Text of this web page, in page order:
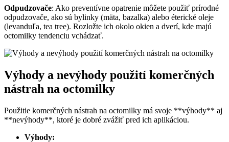
Odpudzovače: Ako preventívne opatrenie môžete použiť prírodné
odpudzovače, ako sú bylinky (mäta, bazalka) alebo éterické oleje
(levanduľa, tea tree). Rozložte ich okolo okien a dverí, kde majú
octomilky tendenciu vchádzať.
Výhody a nevýhody použití komerčných
nástrah na octomilky
Použitie komerčných nástrah na octomilky má svoje **výhody** aj
**nevýhody**, ktoré je dobré zvážiť pred ich aplikáciou.
Výhody: